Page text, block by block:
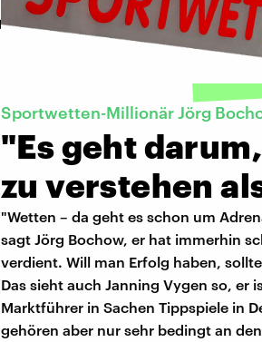
Sportwetten-Millionär Jörg
"Es geht
zu verstehen
"Wetten – da geht es schon um
sagt Jörg Bochow, er hat immerhin
verdient. Will man Erfolg haben,
Das sieht auch Janning Vygen so,
Marktführer in Sachen Tippspiele in
gehören aber nur sehr bedingt an